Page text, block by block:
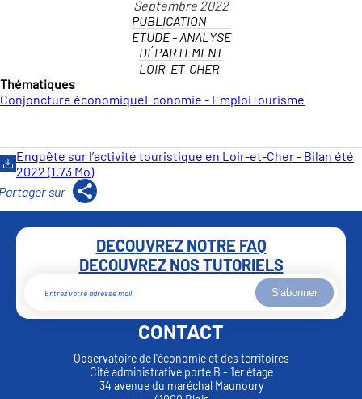
PUBLICATION
ETUDE - ANALYSE
DÉPARTEMENT
LOIR-ET-CHER
Thématiques
Conjoncture économiqueEconomie - EmploiTourisme
Enquête sur l’activité touristique en Loir-et-Cher - Bilan été
2022 (1.73 Mo)
DECOUVREZ NOTRE FAQ
DECOUVREZ NOS TUTORIELS
S'abonner
CONTACT
Observatoire de l'économie et des territoires
Cité administrative porte B - 1er étage
34 avenue du maréchal Maunoury